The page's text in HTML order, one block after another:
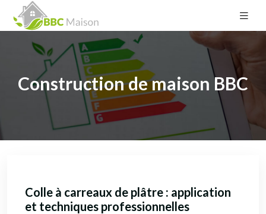
Construction de maison BBC
Colle à carreaux de plâtre : application
et techniques professionnelles